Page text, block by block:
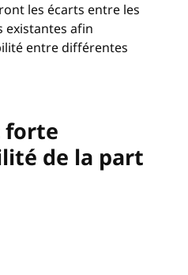
les écarts entre les
existantes afin
entre différentes
forte
de la part